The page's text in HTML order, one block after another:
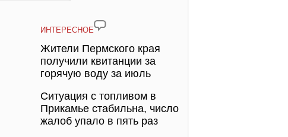
ИНТЕРЕСНОЕ
Жители Пермского края
получили квитанции за
горячую воду за июль
Ситуация с топливом в
Прикамье стабильна, число
жалоб упало в пять раз